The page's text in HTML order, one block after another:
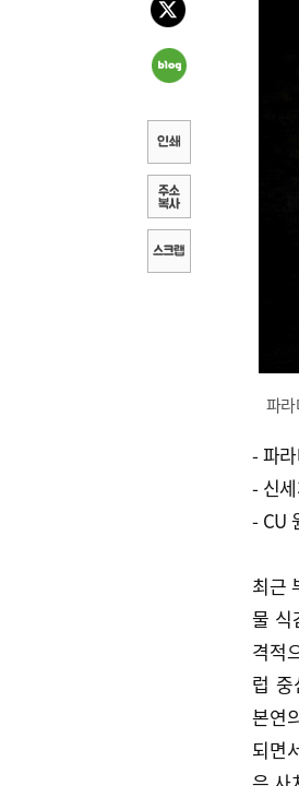
파
- 파
- 신
- CU
최근
물 식
격적
럽 중
본연
되면